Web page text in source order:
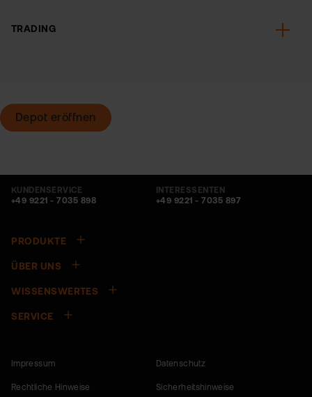
TRADING
Depot eröffnen
KUNDENSERVICE
+49 9221 - 7035 898
INTERESSENTEN
+49 9221 - 7035 897
PRODUKTE
ÜBER UNS
WISSENSWERTES
SERVICE
Impressum Datenschutz
Rechtliche Hinweise Sicherheitshinweise